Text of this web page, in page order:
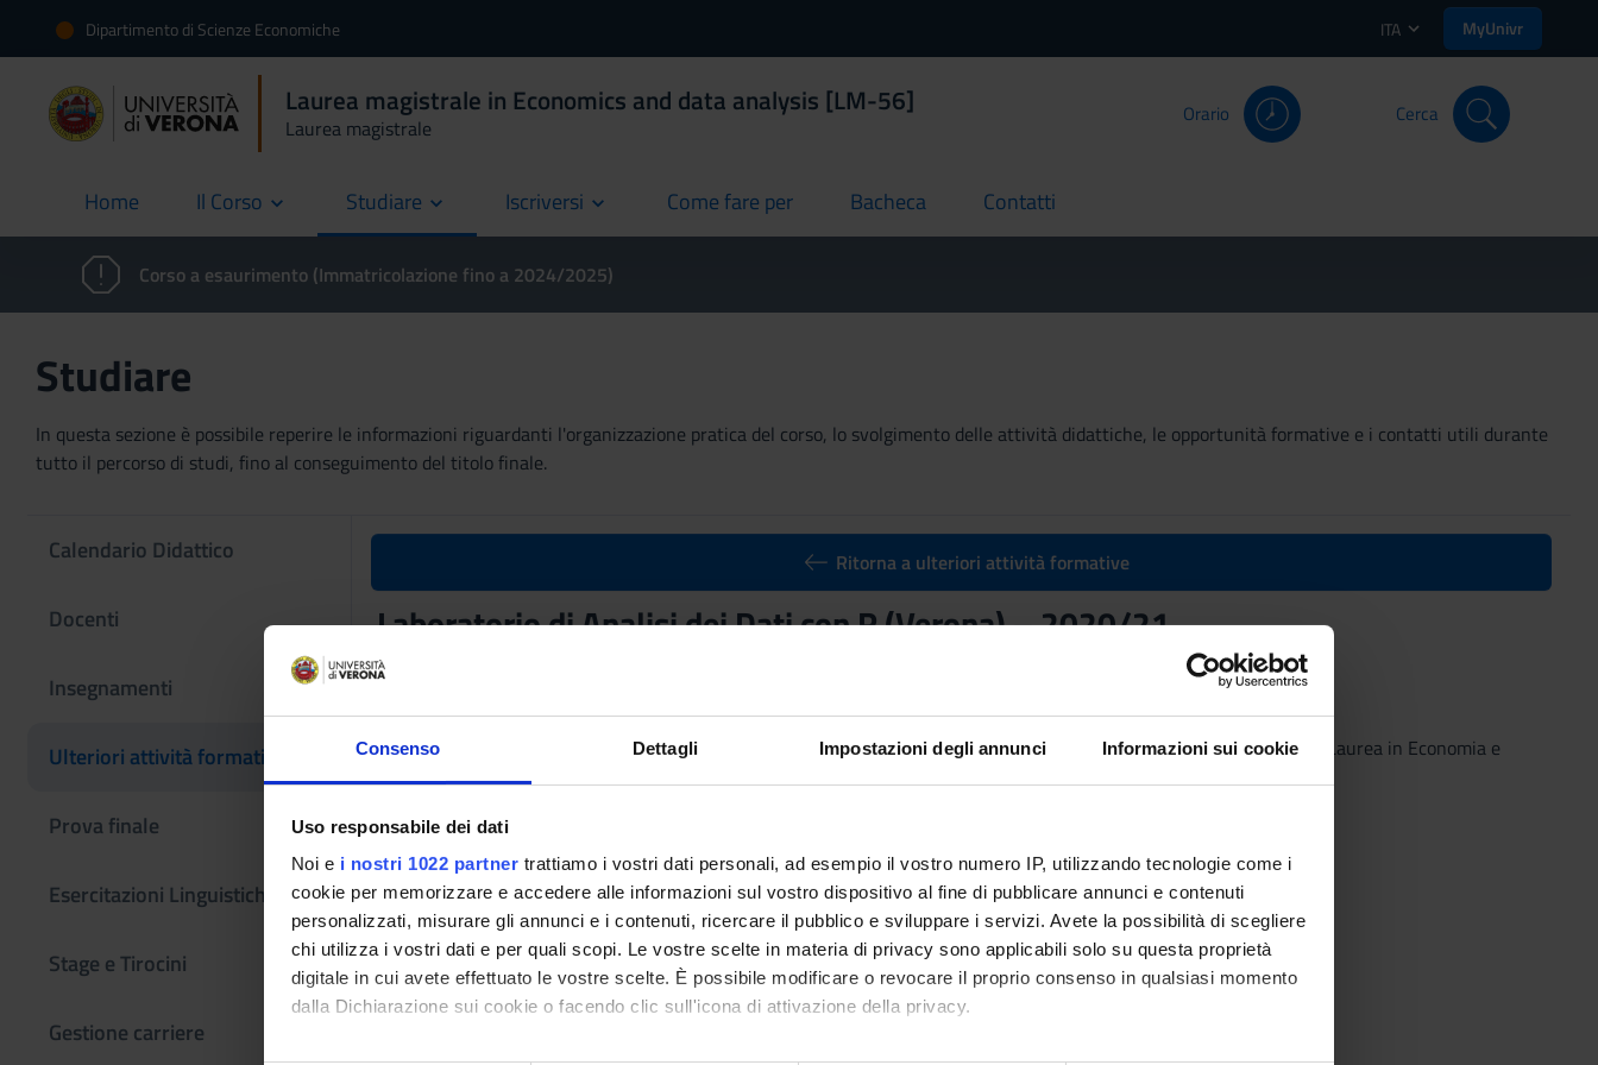
Consenso Dettagli Impostazioni degli annunci Informazioni sui cookie
Uso responsabile dei dati
Noi e i nostri 1022 partner trattiamo i vostri dati personali, ad esempio il vostro numero IP, utilizzando tecnologie come i
cookie per memorizzare e accedere alle informazioni sul vostro dispositivo al fine di pubblicare annunci e contenuti
personalizzati, misurare gli annunci e i contenuti, ricercare il pubblico e sviluppare i servizi. Avete la possibilità di scegliere
chi utilizza i vostri dati e per quali scopi. Le vostre scelte in materia di privacy sono applicabili solo su questa proprietà
digitale in cui avete effettuato le vostre scelte. È possibile modificare o revocare il proprio consenso in qualsiasi momento
dalla Dichiarazione sui cookie o facendo clic sull'icona di attivazione della privacy.
Dipartimento di Scienze Economiche ITA MyUnivr
Laurea magistrale in Economics and data analysis [LM-56]
Laurea magistrale
Orario Cerca
Home
current Il Corso Studiare Iscriversi Come fare per
current Bacheca
current Contatti
current
Corso a esaurimento (Immatricolazione fino a 2024/2025)
Studiare
In questa sezione è possibile reperire le informazioni riguardanti l'organizzazione pratica del corso, lo svolgimento delle attività didattiche, le opportunità formative e i contatti utili durante
tutto il percorso di studi, fino al conseguimento del titolo finale.
Calendario Didattico
Docenti
Insegnamenti
Ulteriori attività formative
Prova finale
Esercitazioni Linguistiche CLA
Stage e Tirocini
Gestione carriere
Ritorna a ulteriori attività formative
Laboratorio di Analisi dei Dati con R (Verona) – 2020/21
Codice insegnamento
L'insegnamento è mutuato dall'insegnamento
Laboratorio di Analisi dei Dati con R (Verona) – 2020/21(2020/2021) - Laurea in Economia e
commercio [L-33]